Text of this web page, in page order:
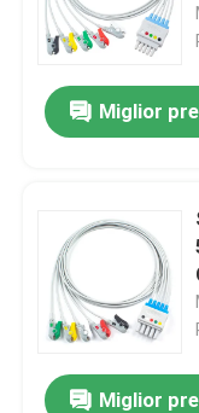
Prodotti
Circa noi
Giro della
Miglior
Miglior